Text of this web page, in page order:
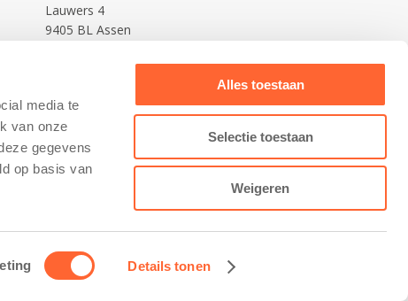
media te
van onze
gegevens
op basis van
Details tonen
Alles toestaan
Selectie toestaan
Weigeren
Lauwers 4
9405 BL Assen
Contact opnemen